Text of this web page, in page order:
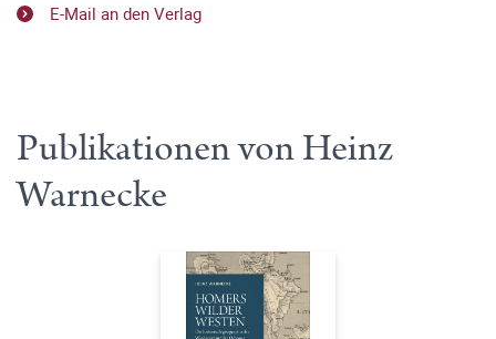
E-Mail an den Verlag
Publikationen von Heinz
Warnecke